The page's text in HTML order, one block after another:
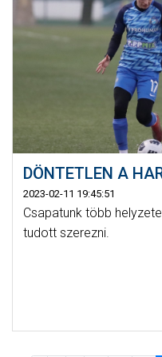
DÖNTETLEN A
2023-02-11 19:45:51
Csapatunk több
tudott szerezni.